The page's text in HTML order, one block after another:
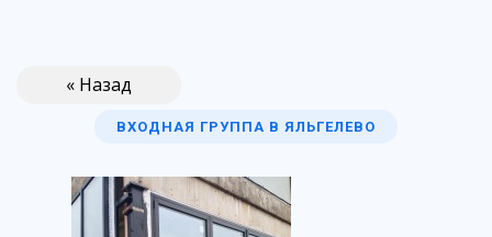
« Назад
ВХОДНАЯ ГРУППА В ЯЛЬГЕЛЕВО